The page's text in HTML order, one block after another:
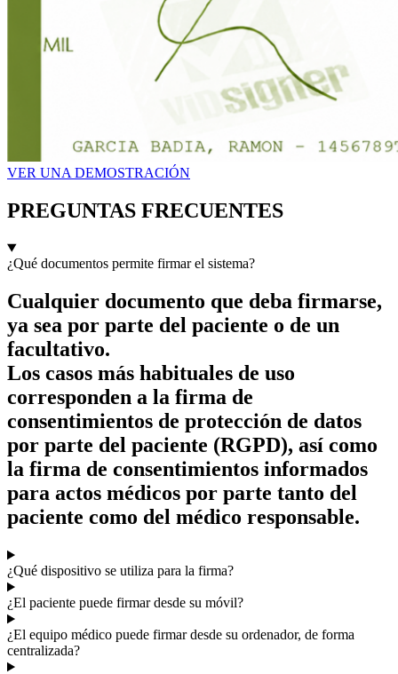
VER UNA DEMOSTRACIÓN
PREGUNTAS FRECUENTES
¿Qué documentos permite firmar el sistema?
Cualquier documento que deba firmarse,
ya sea por parte del paciente o de un
facultativo.
Los casos más habituales de uso
corresponden a la firma de
consentimientos de protección de datos
por parte del paciente (RGPD), así como
la firma de consentimientos informados
para actos médicos por parte tanto del
paciente como del médico responsable.
¿Qué dispositivo se utiliza para la firma?
¿El paciente puede firmar desde su móvil?
¿El equipo médico puede firmar desde su ordenador, de forma
centralizada?